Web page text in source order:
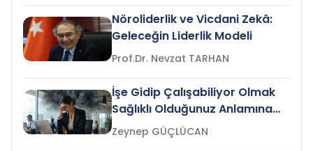
Nöroliderlik ve Vicdani Zekâ:
Geleceğin Liderlik Modeli
Prof.Dr. Nevzat TARHAN
İşe Gidip Çalışabiliyor Olmak
Sağlıklı Olduğunuz Anlamına
Gelir mi?Zeynep GÜÇLÜCAN